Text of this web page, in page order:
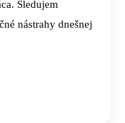
Sledujem
nástrahy dnešnej